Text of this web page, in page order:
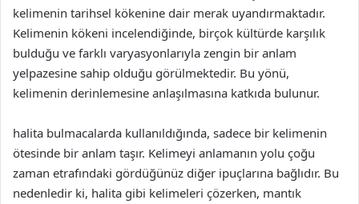
kelimenin tarihsel kökenine dair merak uyandırmaktadır.
Kelimenin kökeni incelendiğinde, birçok kültürde karşılık
bulduğu ve farklı varyasyonlarıyla zengin bir anlam
yelpazesine sahip olduğu görülmektedir. Bu yönü,
kelimenin derinlemesine anlaşılmasına katkıda bulunur.
halita bulmacalarda kullanıldığında, sadece bir kelimenin
ötesinde bir anlam taşır. Kelimeyi anlamanın yolu çoğu
zaman etrafındaki gördüğünüz diğer ipuçlarına bağlıdır. Bu
nedenledir ki, halita gibi kelimeleri çözerken, mantık